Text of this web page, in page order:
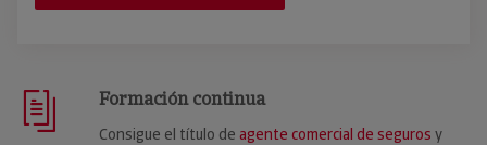
Formación continua
Consigue el título de agente comercial de seguros y